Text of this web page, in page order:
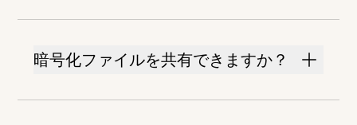
暗号化ファイルを共有できますか？